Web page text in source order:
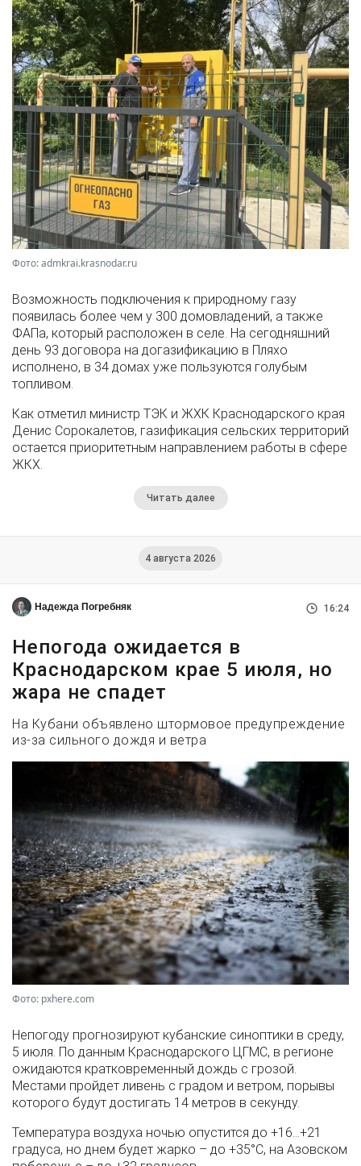
Фото: admkrai.krasnodar.ru
Возможность подключения к природному газу
появилась более чем у 300 домовладений, а также
ФАПа, который расположен в селе. На сегодняшний
день 93 договора на догазификацию в Пляхо
исполнено, в 34 домах уже пользуются голубым
топливом.
Как отметил министр ТЭК и ЖХК Краснодарского края
Денис Сорокалетов, газификация сельских территорий
остается приоритетным направлением работы в сфере
ЖКХ.
Читать далее
4 августа 2026
Надежда Погребняк 16:24
Непогода ожидается в
Краснодарском крае 5 июля, но
жара не спадет
На Кубани объявлено штормовое предупреждение
из-за сильного дождя и ветра
Фото: pxhere.com
Непогоду прогнозируют кубанские синоптики в среду,
5 июля. По данным Краснодарского ЦГМС, в регионе
ожидаются кратковременный дождь с грозой.
Местами пройдет ливень с градом и ветром, порывы
которого будут достигать 14 метров в секунду.
Температура воздуха ночью опустится до +16…+21
градуса, но днем будет жарко – до +35°С, на Азовском